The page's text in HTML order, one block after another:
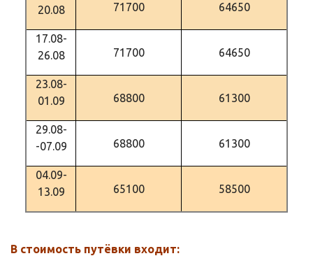
20.08
71700 64650
17.08-
26.08
71700 64650
23.08-
01.09
68800 61300
29.08-
-07.09
68800 61300
04.09-
13.09
65100 58500
В стоимость путёвки входит: